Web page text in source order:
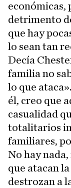
económicas,
detrimento
que hay
lo sean tan
Decía
familia no
lo que
él, creo que
casualidad
totalitarios
familiares,
No hay
que atacan
destrozan a